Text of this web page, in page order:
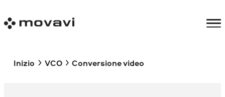
Inizio VCO Conversione video